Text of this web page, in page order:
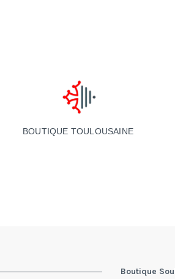
BOUTIQUE TOULOUSAINE
Boutique